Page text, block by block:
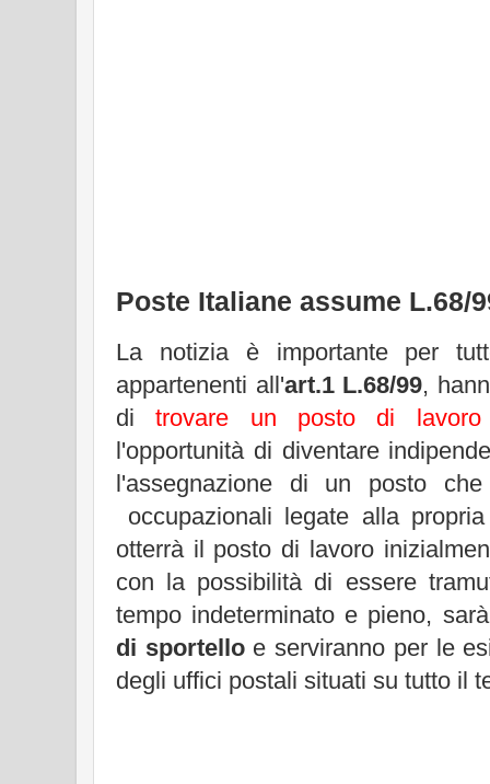
Poste Italiane assume L.68/
La notizia è importante per
appartenenti all'art.1 L.68/99,
ditrovare un posto di lavoro
l'opportunità di diventare
l'assegnazione di un posto
occupazionali legate alla
otterrà il posto di lavoro
con la possibilità di essere
tempo indeterminato e pieno,
di sportelloe serviranno per le
degli uffici postali situati su tutto il